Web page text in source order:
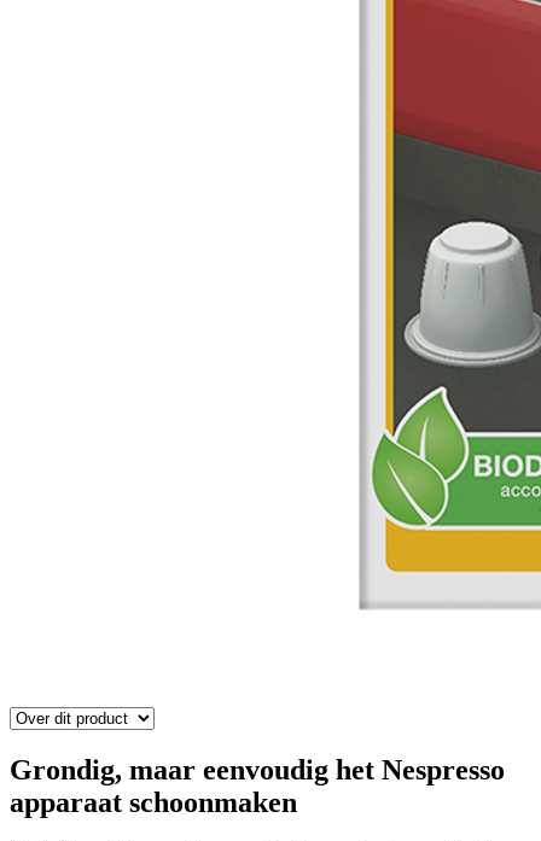
Grondig, maar eenvoudig het Nespresso
apparaat schoonmaken